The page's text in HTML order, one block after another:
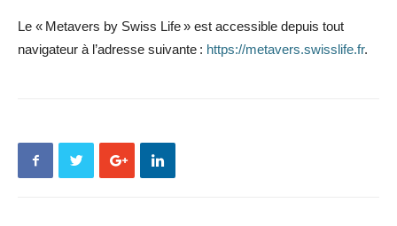
Le « Metavers by Swiss Life » est accessible depuis tout
navigateur à l’adresse suivante : https://metavers.swisslife.fr.